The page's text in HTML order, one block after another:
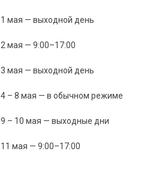
1 мая — выходной день
2 мая — 9:00–17:00
3 мая — выходной день
4 – 8 мая — в обычном режиме
9 – 10 мая — выходные дни
11 мая — 9:00–17:00